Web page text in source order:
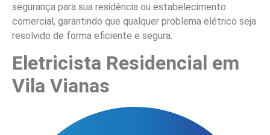
segurança para sua residência ou estabelecimento
comercial, garantindo que qualquer problema elétrico seja
resolvido de forma eficiente e segura.
Eletricista Residencial em
Vila Vianas